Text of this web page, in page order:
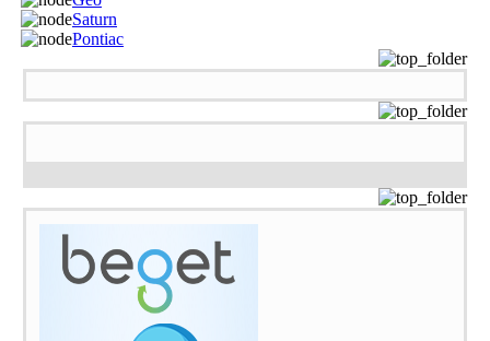
Saturn
Pontiac